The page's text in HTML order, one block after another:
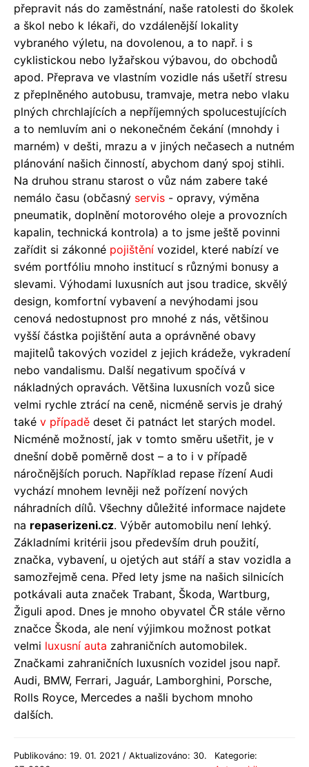
přepravit nás do zaměstnání, naše ratolesti do školek
a škol nebo k lékaři, do vzdálenější lokality
vybraného výletu, na dovolenou, a to např. i s
cyklistickou nebo lyžařskou výbavou, do obchodů
apod. Přeprava ve vlastním vozidle nás ušetří stresu
z přeplněného autobusu, tramvaje, metra nebo vlaku
plných chrchlajících a nepříjemných spolucestujících
a to nemluvím ani o nekonečném čekání (mnohdy i
marném) v dešti, mrazu a v jiných nečasech a nutném
plánování našich činností, abychom daný spoj stihli.
Na druhou stranu starost o vůz nám zabere také
nemálo času (občasný servis - opravy, výměna
pneumatik, doplnění motorového oleje a provozních
kapalin, technická kontrola) a to jsme ještě povinni
zařídit si zákonné pojištění vozidel, které nabízí ve
svém portfóliu mnoho institucí s různými bonusy a
slevami. Výhodami luxusních aut jsou tradice, skvělý
design, komfortní vybavení a nevýhodami jsou
cenová nedostupnost pro mnohé z nás, většinou
vyšší částka pojištění auta a oprávněné obavy
majitelů takových vozidel z jejich krádeže, vykradení
nebo vandalismu. Další negativum spočívá v
nákladných opravách. Většina luxusních vozů sice
velmi rychle ztrácí na ceně, nicméně servis je drahý
také v případě deset či patnáct let starých model.
Nicméně možností, jak v tomto směru ušetřit, je v
dnešní době poměrně dost – a to i v případě
náročnějších poruch. Například repase řízení Audi
vychází mnohem levněji než pořízení nových
náhradních dílů. Všechny důležité informace najdete
na repaserizeni.cz. Výběr automobilu není lehký.
Základními kritérii jsou především druh použití,
značka, vybavení, u ojetých aut stáří a stav vozidla a
samozřejmě cena. Před lety jsme na našich silnicích
potkávali auta značek Trabant, Škoda, Wartburg,
Žiguli apod. Dnes je mnoho obyvatel ČR stále věrno
značce Škoda, ale není výjimkou možnost potkat
velmi luxusní auta zahraničních automobilek.
Značkami zahraničních luxusních vozidel jsou např.
Audi, BMW, Ferrari, Jaguár, Lamborghini, Porsche,
Rolls Royce, Mercedes a našli bychom mnoho
dalších.
Publikováno: 19. 01. 2021 / Aktualizováno: 30.
Kategorie: